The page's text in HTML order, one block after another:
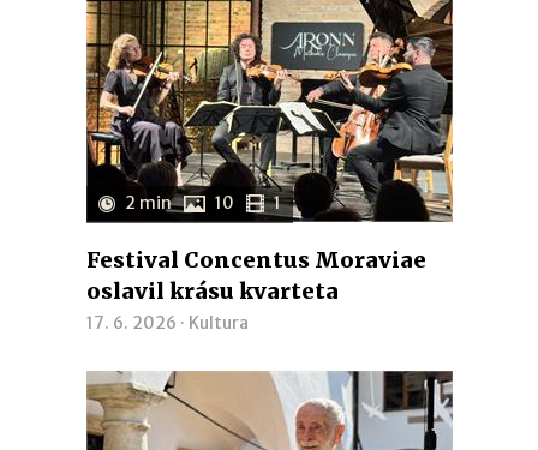
2 min 10 1
Festival Concentus Moraviae
oslavil krásu kvarteta
17. 6. 2026 · Kultura